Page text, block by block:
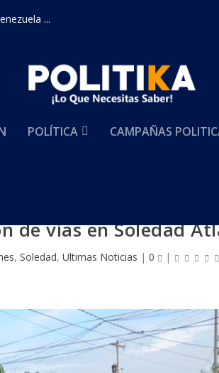
...
POLÍTICA CAMPAÑAS
de vías en Soledad
, Soledad, Ultimas Noticias | 0 |